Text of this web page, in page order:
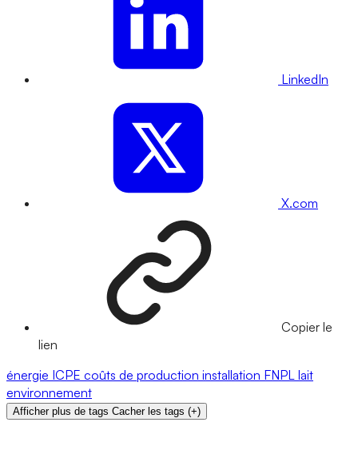
LinkedIn
X.com
Copier le
lien
énergie ICPE coûts de production installation FNPL lait
environnement
Afficher plus de tags Cacher les tags (+)